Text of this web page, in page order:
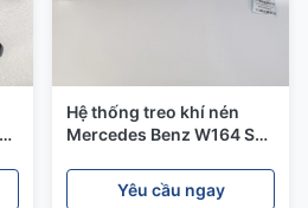
Hệ thống treo khí nén
Mercedes Benz W164 S
1643200125
Yêu cầu ngay